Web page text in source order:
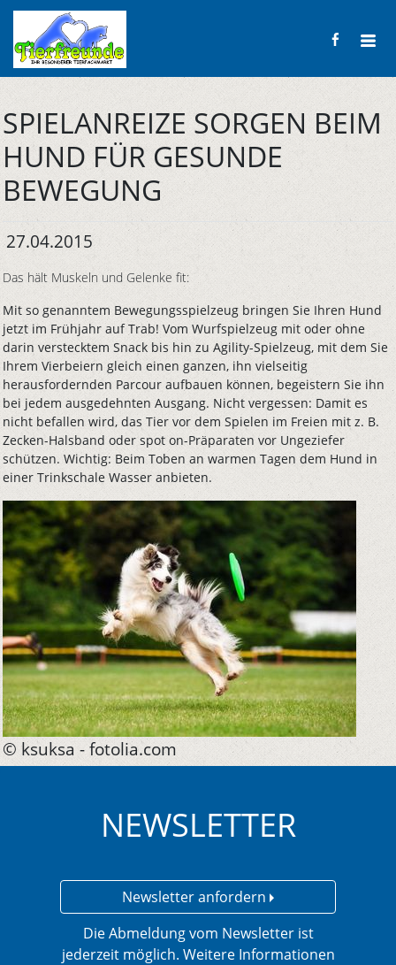
SPIELANREIZE SORGEN BEIM
HUND FÜR GESUNDE
BEWEGUNG
27.04.2015
Das hält Muskeln und Gelenke fit:
Mit so genanntem Bewegungsspielzeug bringen Sie Ihren Hund
jetzt im Frühjahr auf Trab! Vom Wurfspielzeug mit oder ohne
darin verstecktem Snack bis hin zu Agility-Spielzeug, mit dem Sie
Ihrem Vierbeiern gleich einen ganzen, ihn vielseitig
herausfordernden Parcour aufbauen können, begeistern Sie ihn
bei jedem ausgedehnten Ausgang. Nicht vergessen: Damit es
nicht befallen wird, das Tier vor dem Spielen im Freien mit z. B.
Zecken-Halsband oder spot on-Präparaten vor Ungeziefer
schützen. Wichtig: Beim Toben an warmen Tagen dem Hund in
einer Trinkschale Wasser anbieten.
© ksuksa - fotolia.com
NEWSLETTER
Newsletter anfordern
Die Abmeldung vom Newsletter ist
jederzeit möglich. Weitere Informationen